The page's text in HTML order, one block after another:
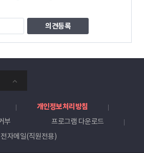
개인정보처리방침
부
프로그램 다운로드
전자메일(직원전용)